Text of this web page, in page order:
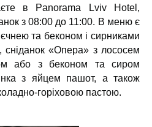
в Panorama Lviv Hotel,
з 08:00 до 11:00. В меню є
та беконом і сирниками
«Опера» з лососем
або з беконом та сиром
з яйцем пашот, а також
горіховою пастою.